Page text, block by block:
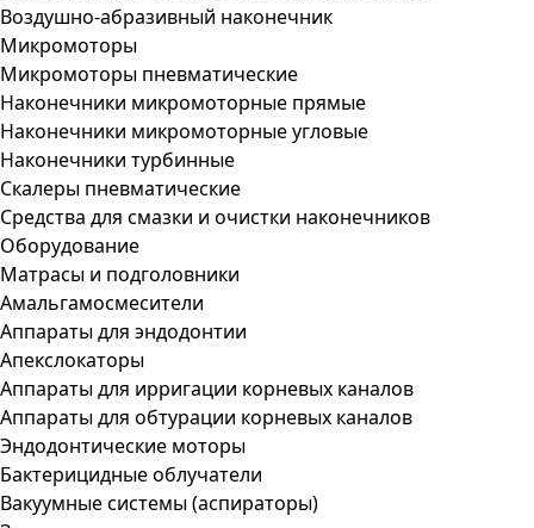
Воздушно-абразивный наконечник
Микромоторы
Микромоторы пневматические
Наконечники микромоторные прямые
Наконечники микромоторные угловые
Наконечники турбинные
Скалеры пневматические
Средства для смазки и очистки наконечников
Оборудование
Матрасы и подголовники
Амальгамосмесители
Аппараты для эндодонтии
Апекслокаторы
Аппараты для ирригации корневых каналов
Аппараты для обтурации корневых каналов
Эндодонтические моторы
Бактерицидные облучатели
Вакуумные системы (аспираторы)